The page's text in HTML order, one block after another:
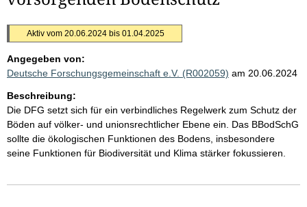
Aktiv vom 20.06.2024 bis 01.04.2025
Angegeben von:
Deutsche Forschungsgemeinschaft e.V. (R002059) am 20.06.2024
Beschreibung:
Die DFG setzt sich für ein verbindliches Regelwerk zum Schutz der
Böden auf völker- und unionsrechtlicher Ebene ein. Das BBodSchG
sollte die ökologischen Funktionen des Bodens, insbesondere
seine Funktionen für Biodiversität und Klima stärker fokussieren.